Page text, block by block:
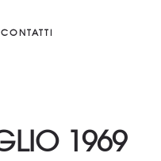
CONTATTI
1969